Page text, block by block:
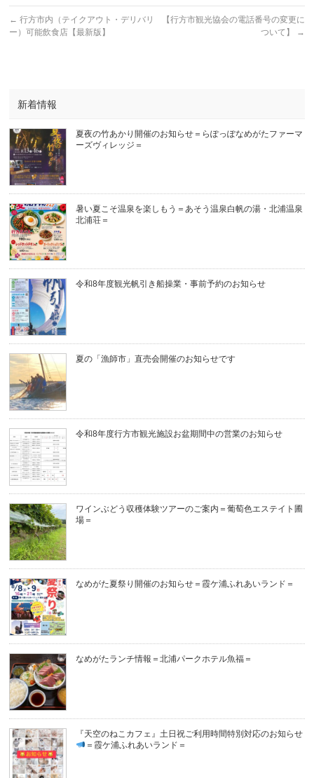
← 行方市内（テイクアウト・デリバリ
ー）可能飲食店【最新版】
【行方市観光協会の電話番号の変更に
ついて】
→
新着情報
夏夜の竹あかり開催のお知らせ＝らぽっぽなめがたファーマ
ーズヴィレッジ＝
暑い夏こそ温泉を楽しもう＝あそう温泉白帆の湯・北浦温泉
北浦荘＝
令和8年度観光帆引き船操業・事前予約のお知らせ
夏の「漁師市」直売会開催のお知らせです
令和8年度行方市観光施設お盆期間中の営業のお知らせ
ワインぶどう収穫体験ツアーのご案内＝葡萄色エステイト圃
場＝
なめがた夏祭り開催のお知らせ＝霞ケ浦ふれあいランド＝
なめがたランチ情報＝北浦パークホテル魚福＝
『天空のねこカフェ』土日祝ご利用時間特別対応のお知らせ
＝霞ケ浦ふれあいランド＝